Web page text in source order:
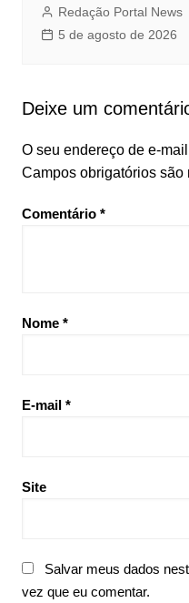
Redação Portal News
5 de agosto de 2026
Deixe um
O seu endereço de e-
Campos obrigatórios são
Comentário *
Nome *
E-mail *
Site
Salvar meus dados
vez que eu comentar.